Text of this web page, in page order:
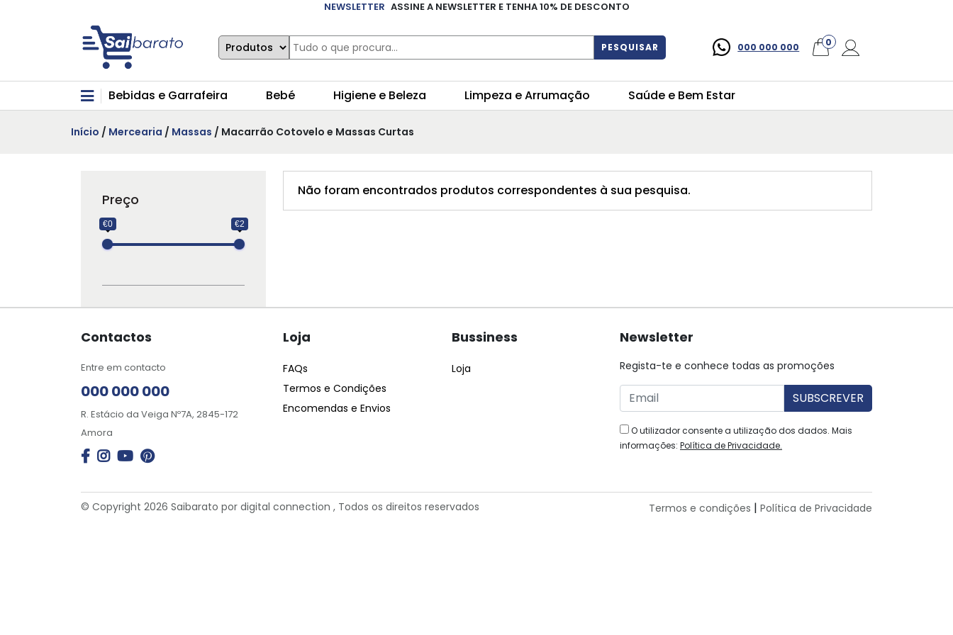
NEWSLETTER ASSINE A NEWSLETTER E TENHA 10% DE DESCONTO
PESQUISAR 000 000 000 0
Bebidas e Garrafeira Bebé Higiene e Beleza Limpeza e Arrumação Saúde e Bem Estar
Início / Mercearia / Massas / Macarrão Cotovelo e Massas Curtas
Preço
€0 €2
Não foram encontrados produtos correspondentes à sua pesquisa.
Contactos
Entre em contacto
000 000 000
R. Estácio da Veiga Nº7A, 2845-172
Amora
Loja
FAQs
Termos e Condições
Encomendas e Envios
Bussiness
Loja
Newsletter
Regista-te e conhece todas as promoções
O utilizador consente a utilização dos dados. Mais
informações: Política de Privacidade.
© Copyright 2026 Saibarato por digital connection , Todos os direitos reservados Termos e condições | Política de Privacidade